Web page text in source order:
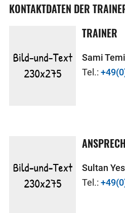
KONTAKTDATEN DER
TRAINER
Sami
Tel.:
Sultan
Tel.: